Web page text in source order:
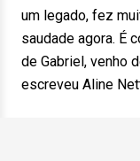
um legado, fez
saudade agora. É
de Gabriel, venho
escreveu Aline